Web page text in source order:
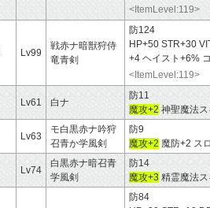
<ItemLevel:119>
Lv99
戦赤ナ暗獣狩侍
竜青剣
防124
HP+50 STR+30
+4 ヘイスト+6%
<ItemLevel:119>
Lv61 白ナ
防11
魔攻+2 神聖魔法
Lv63
モ白黒赤ナ吟狩
召青か学風剣
防9
魔攻+2 魔防+2 ス
Lv74
白黒赤ナ暗召青
学風剣
防14
魔攻+3 精霊魔法
防84